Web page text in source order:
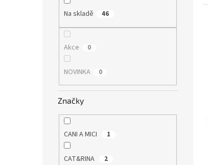
Na skladě 46
Akce 0
NOVINKA 0
Značky
CANI A MICI 1
CAT&RINA 2